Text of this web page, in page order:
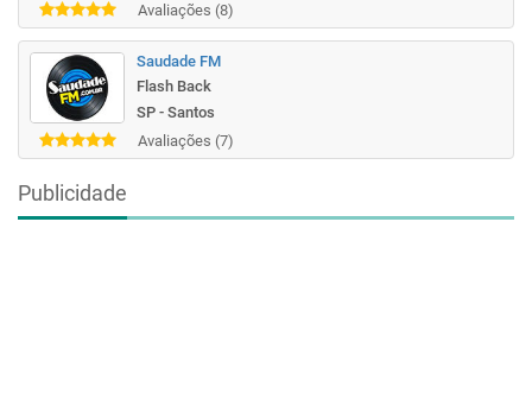
Avaliações (8)
Saudade FM
Flash Back
SP - Santos
Avaliações (7)
Publicidade